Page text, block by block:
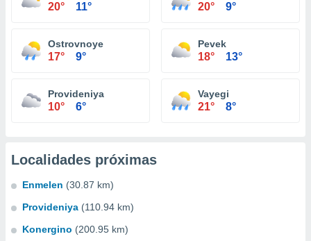
20° 11° 20° 9°
Ostrovnoye
17° 9°
Pevek
18° 13°
Provideniya
10° 6°
Vayegi
21° 8°
Localidades próximas
Enmelen (30.87 km)
Provideniya (110.94 km)
Konergino (200.95 km)